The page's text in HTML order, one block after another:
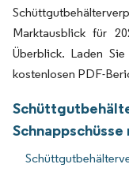
Marktausblick für
Überblick. Laden
kostenlosen PDF-